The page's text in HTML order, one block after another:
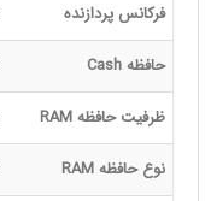
فرکانس پردازنده
حافظه Cash
ظرفیت حافظه RAM
نوع حافظه RAM